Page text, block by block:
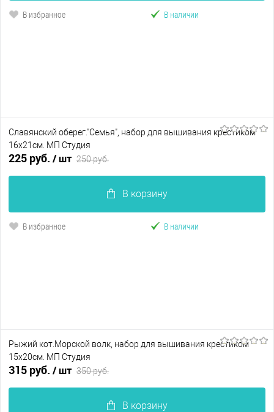
В избранное В наличии
Славянский оберег."Семья", набор для вышивания крестиком
16х21см. МП Студия
225 руб. / шт 250 руб.
В корзину
В избранное В наличии
Рыжий кот.Морской волк, набор для вышивания крестиком
15х20см. МП Студия
315 руб. / шт 350 руб.
В корзину